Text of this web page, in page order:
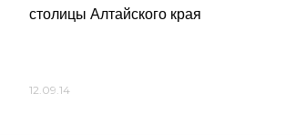
столицы Алтайского края
12.09.14